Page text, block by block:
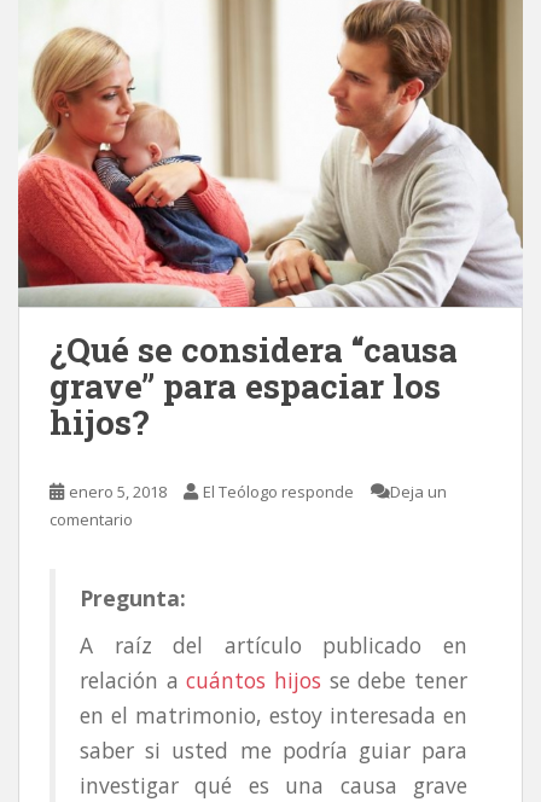
¿Qué se considera “causa
grave” para espaciar los
hijos?
enero 5, 2018 El Teólogo responde
Deja un
comentario
Pregunta:
A raíz del artículo publicado en
relación acuántos hijos se debe tener
en el matrimonio, estoy interesada en
saber si usted me podría guiar para
investigar qué es una causa grave